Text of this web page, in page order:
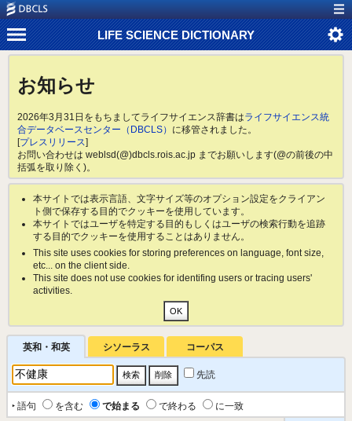
LIFE SCIENCE DICTIONARY
お知らせ
2026年3月31日をもちましてライフサイエンス辞書はライフサイエンス統
合データベースセンター（DBCLS） に移管されました。
[プレスリリース]
お問い合わせは weblsd(@)dbcls.rois.ac.jp までお願いします(@の前後の中
括弧を取り除く)。
本サイトでは表示言語、文字サイズ等のオプション設定をクライアン
ト側で保存する目的でクッキーを使用しています。
本サイトではユーザを特定する目的もしくはユーザの検索行動を追跡
する目的でクッキーを使用することはありません。
This site uses cookies for storing preferences on language, font size,
etc... on the client side.
This site does not use cookies for identifing users or tracing users'
activities.
英和・和英 シソーラス コーパス
先読
‣ 語句 を含む で始まる で終わる
に一致